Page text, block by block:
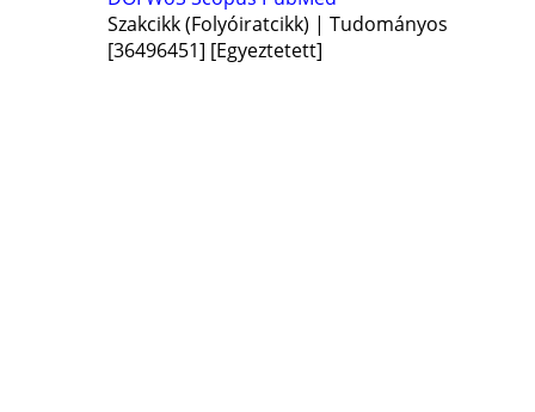
Szakcikk (Folyóiratcikk) | Tudományos
[36496451] [Egyeztetett]